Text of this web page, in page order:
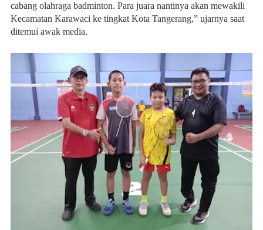
cabang olahraga badminton. Para juara nantinya akan mewakili
Kecamatan Karawaci ke tingkat Kota Tangerang,” ujarnya saat
ditemui awak media.